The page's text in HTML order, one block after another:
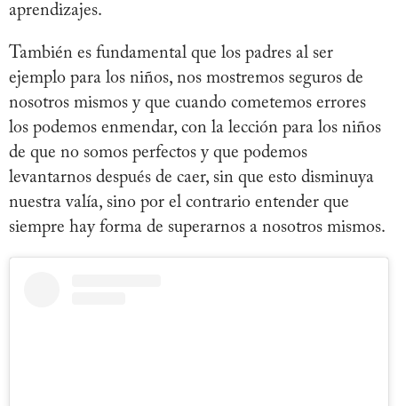
aprendizajes.
También es fundamental que los padres al ser
ejemplo para los niños, nos mostremos seguros de
nosotros mismos y que cuando cometemos errores
los podemos enmendar, con la lección para los niños
de que no somos perfectos y que podemos
levantarnos después de caer, sin que esto disminuya
nuestra valía, sino por el contrario entender que
siempre hay forma de superarnos a nosotros mismos.